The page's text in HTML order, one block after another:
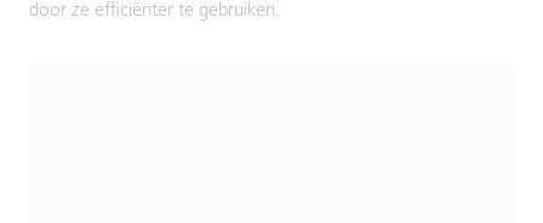
door ze efficiënter te gebruiken.